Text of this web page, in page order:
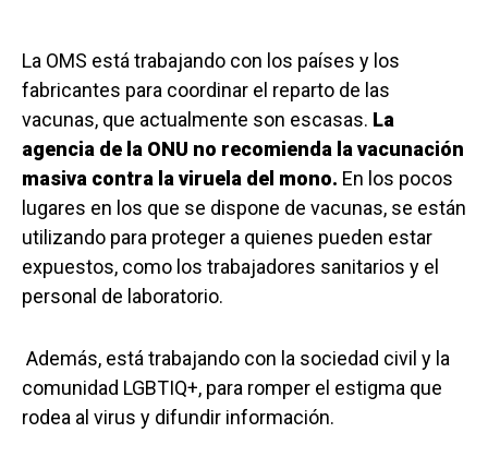
La OMS está trabajando con los países y los
fabricantes para coordinar el reparto de las
vacunas, que actualmente son escasas. La
agencia de la ONU no recomienda la vacunación
masiva contra la viruela del mono. En los pocos
lugares en los que se dispone de vacunas, se están
utilizando para proteger a quienes pueden estar
expuestos, como los trabajadores sanitarios y el
personal de laboratorio.
Además, está trabajando con la sociedad civil y la
comunidad LGBTIQ+, para romper el estigma que
rodea al virus y difundir información.